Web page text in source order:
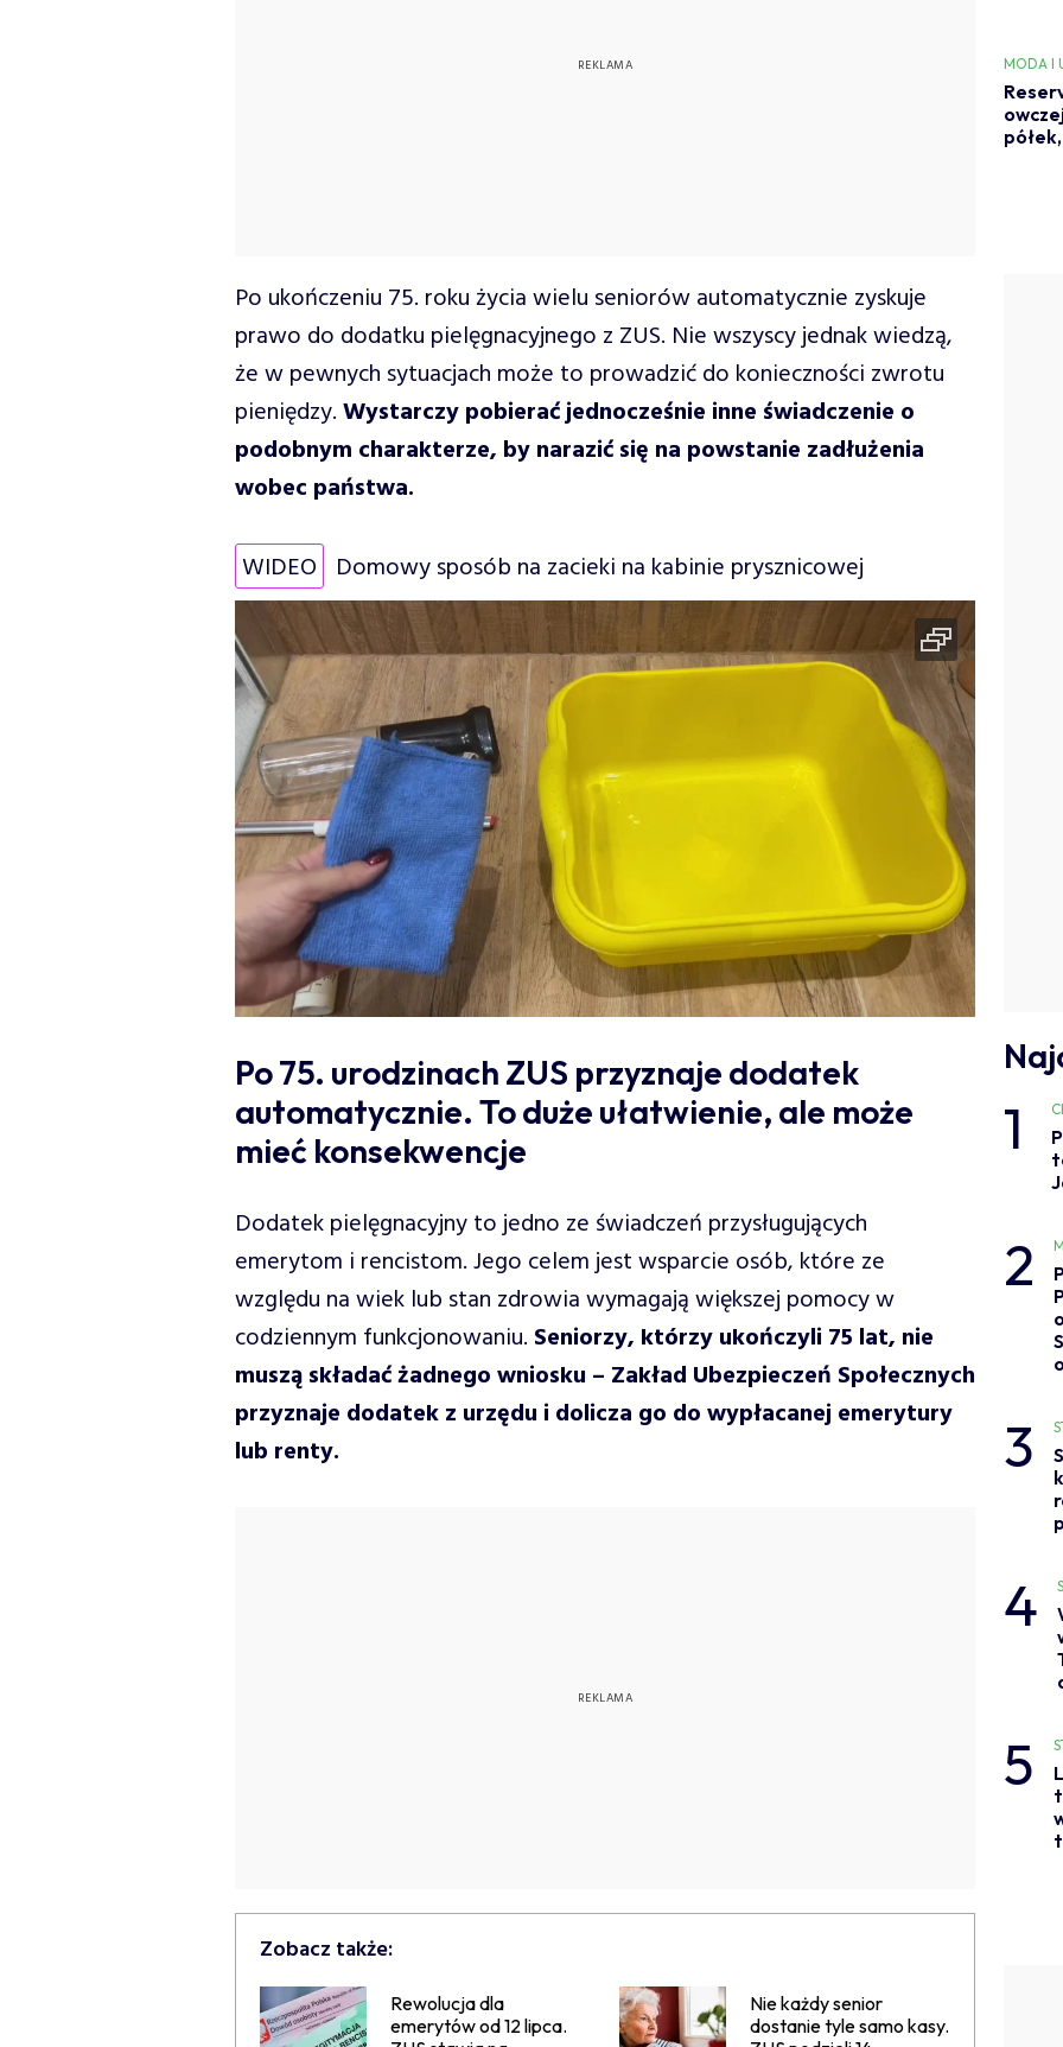
Po ukończeniu 75. roku życia wielu seniorów automatycznie zyskuje
prawo do dodatku pielęgnacyjnego z ZUS. Nie wszyscy jednak wiedzą,
że w pewnych sytuacjach może to prowadzić do konieczności zwrotu
pieniędzy.Wystarczy pobierać jednocześnie inne świadczenie o
podobnym charakterze, by narazić się na powstanie zadłużenia
wobec państwa.
WIDEO Domowy sposób na zacieki na kabinie prysznicowej
Po 75. urodzinach ZUS przyznaje dodatek
automatycznie. To duże ułatwienie, ale może
mieć konsekwencje
Dodatek pielęgnacyjny to jedno ze świadczeń przysługujących
emerytom i rencistom. Jego celem jest wsparcie osób, które ze
względu na wiek lub stan zdrowia wymagają większej pomocy w
codziennym funkcjonowaniu. Seniorzy, którzy ukończyli 75 lat, nie
muszą składać żadnego wniosku – Zakład Ubezpieczeń Społecznych
przyznaje dodatek z urzędu i dolicza go do wypłacanej emerytury
lub renty.
Zobacz także:
Rewolucja dla
emerytów od 12 lipca.
Nie każdy senior
dostanie tyle samo kasy.
MODA I
1
2
3
4
5